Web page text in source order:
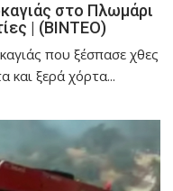
στο Πλωμάρι
| (ΒΙΝΤΕΟ)
που ξέσπασε χθες
και ξερά χόρτα...